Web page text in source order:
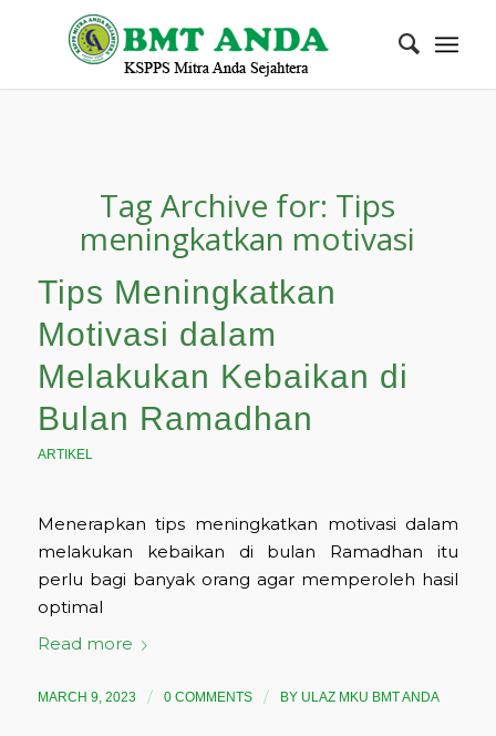
Tag Archive for: Tips
meningkatkan motivasi
Tips Meningkatkan
Motivasi dalam
Melakukan Kebaikan di
Bulan Ramadhan
ARTIKEL
Menerapkan tips meningkatkan motivasi dalam
melakukan kebaikan di bulan Ramadhan itu
perlu bagi banyak orang agar memperoleh hasil
optimal
Read more
MARCH 9, 2023 / 0 COMMENTS / BY ULAZ MKU BMT ANDA